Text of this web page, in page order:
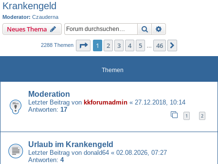
Krankengeld
Moderator: Czauderna
Neues Thema Suche
2288 Themen Seite 1von 46
1 2 3 4 5 46
Themen
Moderation
Letzter Beitrag von kkforumadmin « 27.12.2018, 10:14
Antworten: 17
1 2
Urlaub im Krankengeld
Letzter Beitrag von donald64 « 02.08.2026, 07:27
Antworten: 4